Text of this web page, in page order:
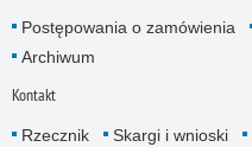
Postępowania o zamówienia
Archiwum
Kontakt
Rzecznik Skargi i wnioski